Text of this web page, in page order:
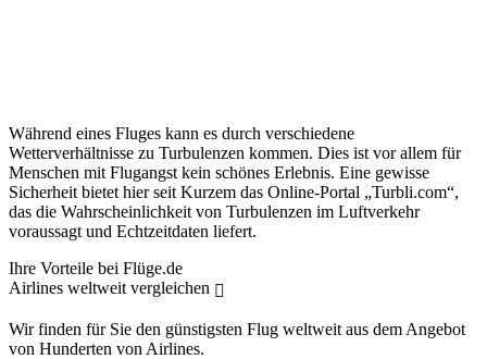
Während eines Fluges kann es durch verschiedene
Wetterverhältnisse zu Turbulenzen kommen. Dies ist vor allem für
Menschen mit Flugangst kein schönes Erlebnis. Eine gewisse
Sicherheit bietet hier seit Kurzem das Online-Portal „Turbli.com“,
das die Wahrscheinlichkeit von Turbulenzen im Luftverkehr
voraussagt und Echtzeitdaten liefert.
Ihre Vorteile bei Flüge.de
Airlines weltweit vergleichen
Wir finden für Sie den günstigsten Flug weltweit aus dem Angebot
von Hunderten von Airlines.